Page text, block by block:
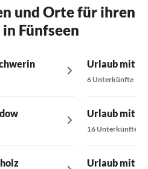
und Orte für ihren
Fünfseen
Urlaub mit
6 Unterkünfte
Urlaub mit
16 Unterkünfte
Urlaub mit